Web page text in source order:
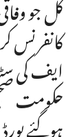
کانفرنس
ایف کی
حکومت
ہوگئے